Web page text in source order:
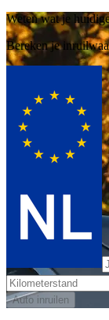
Weten wat je
Bereken je
Auto inruilen